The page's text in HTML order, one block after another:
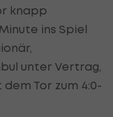
knapp
ins Spiel
unter Vertrag,
Tor zum 4:0-